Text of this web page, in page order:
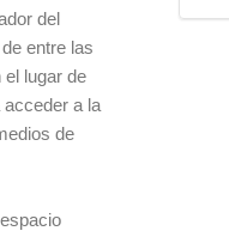
del
entre las
lugar de
a la
de